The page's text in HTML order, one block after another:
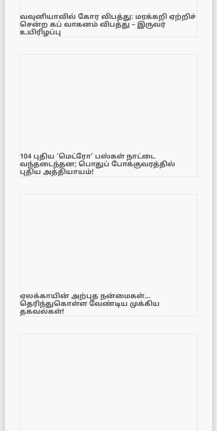
வவுனியாவில் கோர விபத்து: மரக்கறி ஏற்றிச்
சென்ற கப் வாகனம் விபத்து – இருவர்
உயிரிழப்பு
104 புதிய ‘மெட்ரோ’ பஸ்கள் நாட்டை
வந்தடைந்தன; பொதுப் போக்குவரத்தில்
புதிய அத்தியாயம்!
ஏலக்காயின் அற்புத நன்மைகள்…
தெரிந்துகொள்ள வேண்டிய முக்கிய
தகவல்கள்!